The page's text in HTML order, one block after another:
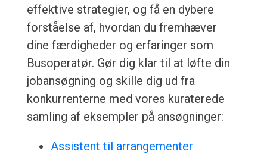
effektive strategier, og få en dybere
forståelse af, hvordan du fremhæver
dine færdigheder og erfaringer som
Busoperatør. Gør dig klar til at løfte din
jobansøgning og skille dig ud fra
konkurrenterne med vores kuraterede
samling af eksempler på ansøgninger:
Assistent til arrangementer